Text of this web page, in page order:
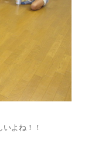
よね！！